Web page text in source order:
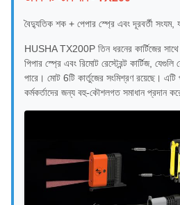
বৈদ্যুতিক শক + পেপার স্প্রে এবং দূরবর্তী সংযম,
HUSHA TX200P তিন ধরনের কার্টিজের সাথে
পিপার স্প্রে এবং রিমোট রেস্ট্রেন্ট কার্টিজ,
পারে। মোট 6টি কার্তুজের সংমিশ্রণ রয়েছে।
কর্মকর্তাদের জন্য বহু-কৌশলগত সমাধান প্রদান